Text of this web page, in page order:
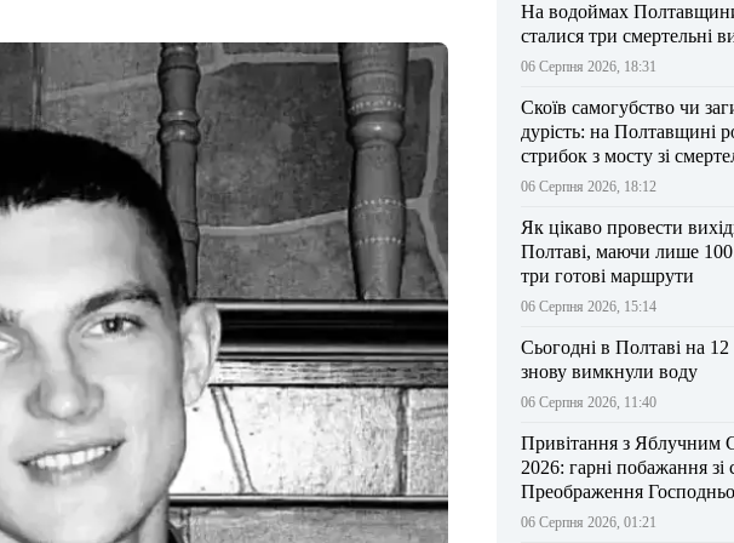
На водоймах
сталися три смертельні
06 Серпня 2026, 18:31
Скоїв самогубство чи
дурість: на Полтавщині
стрибок з мосту зі
результатом
06 Серпня 2026, 18:12
Як цікаво провести
Полтаві, маючи лише
три готові маршрути
06 Серпня 2026, 15:14
Сьогодні в Полтаві на
знову вимкнули воду
06 Серпня 2026, 11:40
Привітання з Яблучним
2026: гарні побажання зі
Преображення
06 Серпня 2026, 01:21